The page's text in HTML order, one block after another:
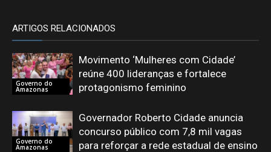
ARTIGOS RELACIONADOS
Governo do
Amazonas
Movimento ‘Mulheres com Cidade’
reúne 400 lideranças e fortalece
protagonismo feminino
Governo do
Amazonas
Governador Roberto Cidade anuncia
concurso público com 7,8 mil vagas
para reforçar a rede estadual de ensino